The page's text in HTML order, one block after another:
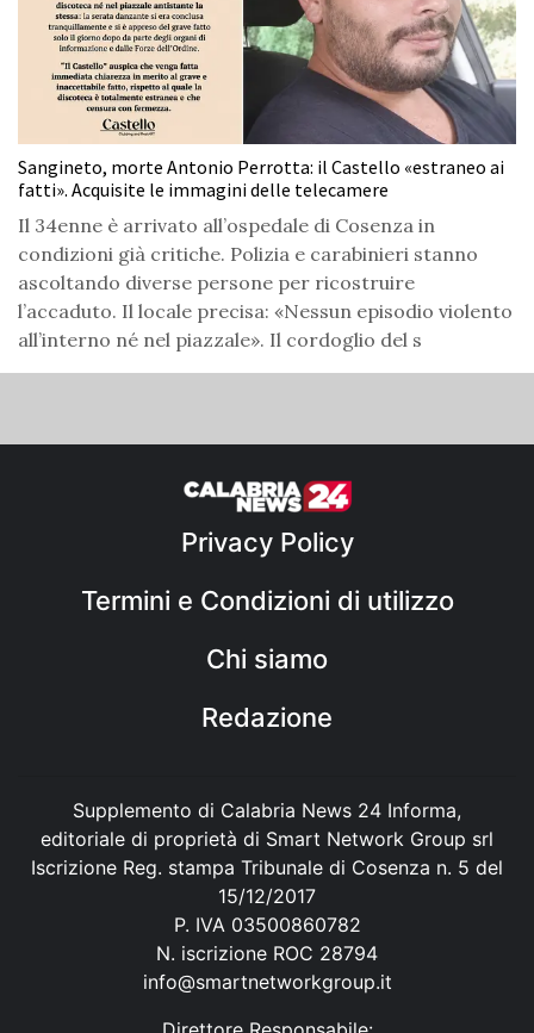
Sangineto, morte Antonio Perrotta: il Castello «estraneo ai
fatti». Acquisite le immagini delle telecamere
Il 34enne è arrivato all’ospedale di Cosenza in
condizioni già critiche. Polizia e carabinieri stanno
ascoltando diverse persone per ricostruire
l’accaduto. Il locale precisa: «Nessun episodio violento
all’interno né nel piazzale». Il cordoglio del s
Privacy Policy
Termini e Condizioni di utilizzo
Chi siamo
Redazione
Supplemento di Calabria News 24 Informa,
editoriale di proprietà di Smart Network Group srl
Iscrizione Reg. stampa Tribunale di Cosenza n. 5 del
15/12/2017
P. IVA 03500860782
N. iscrizione ROC 28794
info@smartnetworkgroup.it